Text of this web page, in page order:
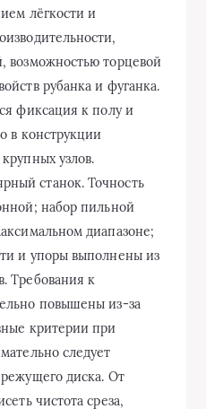
лёгкости и
возможностью торцевой
рубанка и фуганка.
фиксация к полу и
в конструкции
узлов.
станок. Точность
набор пильной
диапазоне;
и упоры выполнены из
Требования к
повышены из-за
критерии при
следует
диска. От
чистота среза,